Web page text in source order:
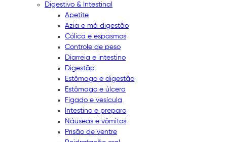
Digestivo & Intestinal
Apetite
Azia e má digestão
Cólica e espasmos
Controle de peso
Diarreia e intestino
Digestão
Estômago e digestão
Estômago e úlcera
Fígado e vesícula
Intestino e preparo
Náuseas e vômitos
Prisão de ventre